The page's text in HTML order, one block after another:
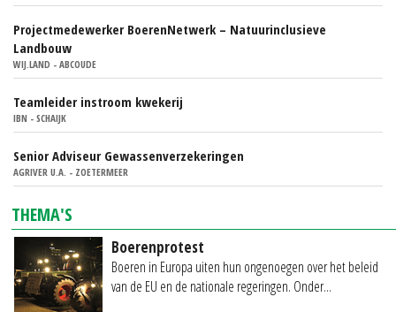
Projectmedewerker BoerenNetwerk – Natuurinclusieve
Landbouw
WIJ.LAND - ABCOUDE
Teamleider instroom kwekerij
IBN - SCHAIJK
Senior Adviseur Gewassenverzekeringen
AGRIVER U.A. - ZOETERMEER
THEMA'S
Boerenprotest
Boeren in Europa uiten hun ongenoegen over het beleid
van de EU en de nationale regeringen. Onder...